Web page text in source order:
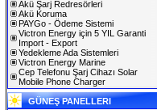
Akü Şarj Redresörleri
Akü Koruma
PAYGo - Ödeme Sistemi
Victron Energy için 5 YIL Garanti
Import - Export
Yedekleme Ada Sistemleri
Victron Energy Marine
Cep Telefonu Şarj Cihazı Solar
Mobile Phone Charger
GÜNEŞ PANELLERI